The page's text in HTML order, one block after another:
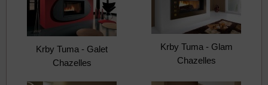
Krby Tuma - Galet
Chazelles
Krby Tuma - Glam
Chazelles